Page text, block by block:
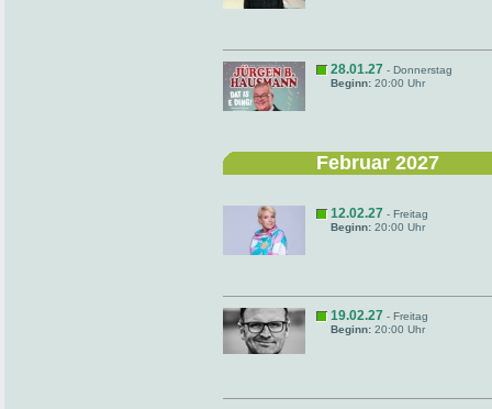
28.01.27 - Donnerstag
Beginn: 20:00 Uhr
Februar 2027
12.02.27 - Freitag
Beginn: 20:00 Uhr
19.02.27 - Freitag
Beginn: 20:00 Uhr